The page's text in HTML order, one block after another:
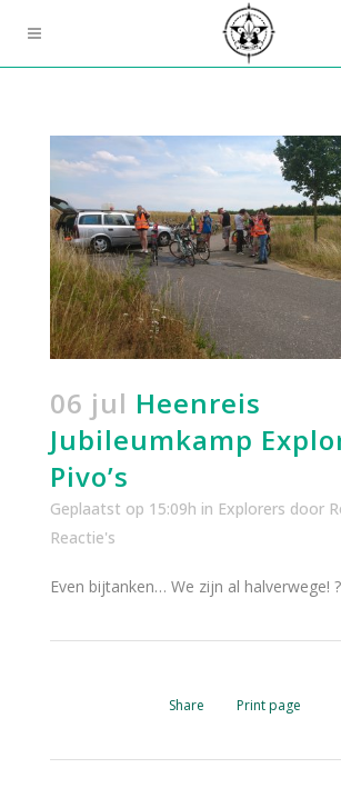
06 jul Heenreis
Jubileumkamp
Pivo’s
Geplaatst op 15:09h in Explorers door
Reactie's
Even bijtanken… We zijn al halverwege!
Share Print page